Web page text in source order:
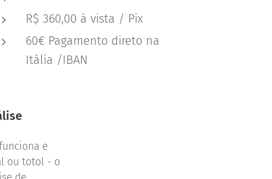
R$ 360,00 à vista / Pix
60€ Pagamento direto na
Itália /IBAN
e
ou totol - o